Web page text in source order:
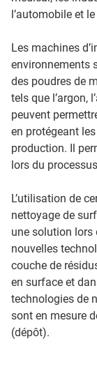
l’automobile et
Les machines
environnements
des poudres de
tels que l’argon,
peuvent
en protégeant
production. Il
lors du
L’utilisation de
nettoyage de
une solution lors
nouvelles
couche de
en surface et
technologies de
sont en mesure
(dépôt).